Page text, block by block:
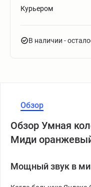
Курьером
В наличии -
Обзор
Обзор Умная
Миди
Мощный звук в